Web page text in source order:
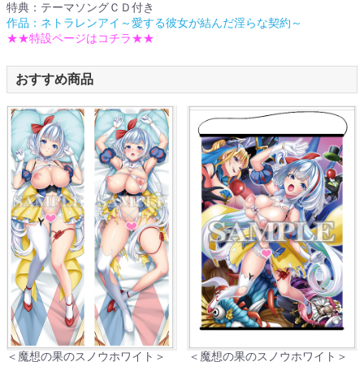
特典：テーマソングＣＤ付き
作品：ネトラレンアイ～愛する彼女が結んだ淫らな契約～
★★特設ページはコチラ★★
おすすめ商品
＜魔想の果のスノウホワイト＞
＜魔想の果のスノウホワイト＞